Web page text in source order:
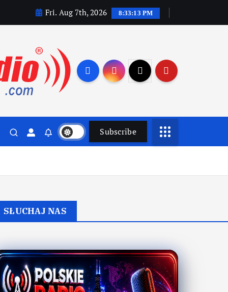
Fri. Aug 7th, 2026 8:33:14 PM
Subscribe
SŁUCHAJ NAS